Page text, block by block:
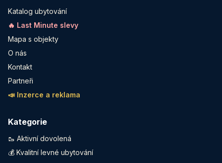
Katalog ubytování
🔥 Last Minute slevy
Mapa s objekty
O nás
Kontakt
Partneři
📣 Inzerce a reklama
Kategorie
🥾 Aktivní dovolená
💰 Kvalitní levné ubytování